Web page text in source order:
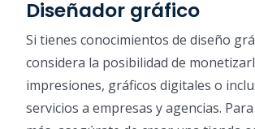
Diseñador gráfico
Si tienes conocimientos de diseño
considera la posibilidad de
impresiones, gráficos digitales o
servicios a empresas y agencias.